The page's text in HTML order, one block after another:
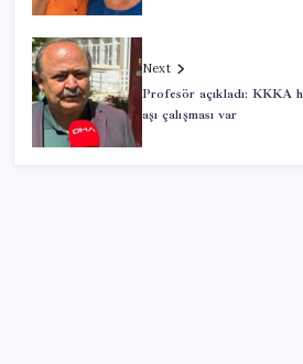
Next
Profesör açıkladı: KKKA
aşı çalışması var